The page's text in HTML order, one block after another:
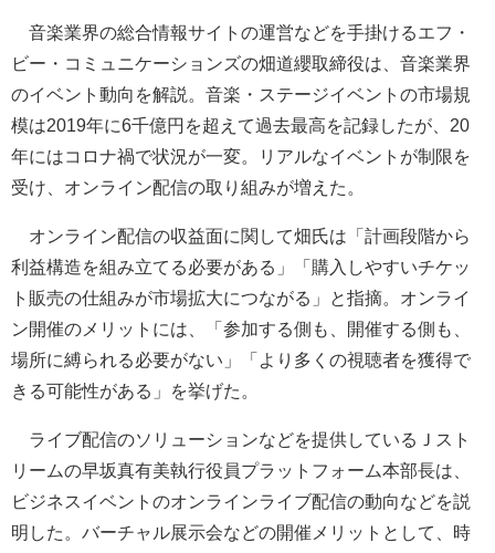
音楽業界の総合情報サイトの運営などを手掛けるエフ・
ビー・コミュニケーションズの畑道纓取締役は、音楽業界
のイベント動向を解説。音楽・ステージイベントの市場規
模は2019年に6千億円を超えて過去最高を記録したが、20
年にはコロナ禍で状況が一変。リアルなイベントが制限を
受け、オンライン配信の取り組みが増えた。
オンライン配信の収益面に関して畑氏は「計画段階から
利益構造を組み立てる必要がある」「購入しやすいチケッ
ト販売の仕組みが市場拡大につながる」と指摘。オンライ
ン開催のメリットには、「参加する側も、開催する側も、
場所に縛られる必要がない」「より多くの視聴者を獲得で
きる可能性がある」を挙げた。
ライブ配信のソリューションなどを提供しているＪスト
リームの早坂真有美執行役員プラットフォーム本部長は、
ビジネスイベントのオンラインライブ配信の動向などを説
明した。バーチャル展示会などの開催メリットとして、時